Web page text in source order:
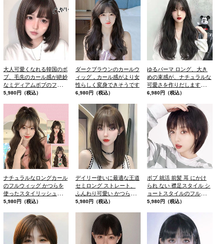
大人可愛くなれる韓国のボ
ブ、毛先のカール感が絶妙
なミディアムボブのフルウ
ィッグ
5,980円（税込）
ダークブラウンのカールウ
ィッグ，カール感がより女
性らしく変身できそうです
6,980円（税込）
ゆるパーマ ロング、大き
めの束感が、ナチュラルな
可愛さを作りだします、ま
とまりのある“ゆるカー
しさもUP！
6,980円（税込）
ナチュラルなロングカール
のフルウィッグ かつらを
使ったスタイリッシュな普
段使いをすること
5,980円（税込）
デイリー使いに最適な王道
セミロング ストレート、
ふんわり可愛い かつら、
ふわっとした前髪
5,980円（税込）
ボブ 就活 前髪 耳 にかけ
られ ない 襟足スタイル シ
ョートスタイルのフルウィ
ッグ
5,980円（税込）